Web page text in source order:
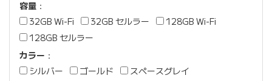
容量 ：
32GB Wi-Fi
32GB セルラー
128GB Wi-Fi
128GB セルラー
カラー ：
シルバー
ゴールド
スペースグレイ